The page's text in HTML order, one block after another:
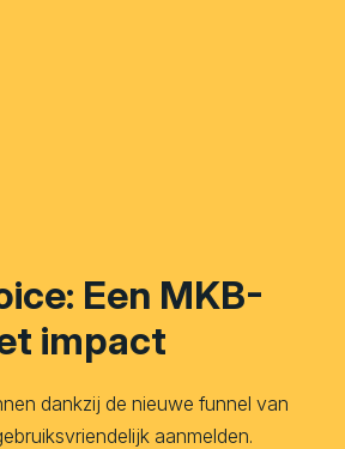
Een MKB-
impact
dankzij de nieuwe funnel van
aanmelden.